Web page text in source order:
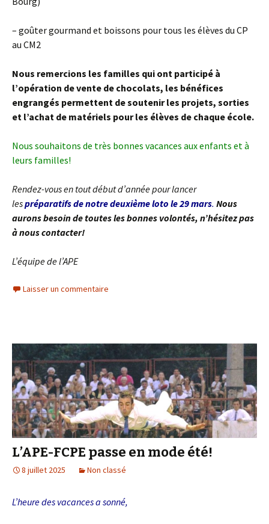
– goûter gourmand et boissons pour tous les élèves du CP
au CM2
Nous remercions les familles qui ont participé à
l’opération de vente de chocolats, les bénéfices
engrangés permettent de soutenir les projets, sorties
et l’achat de matériels pour les élèves de chaque école.
Nous souhaitons de très bonnes vacances aux enfants et à
leurs familles!
Rendez-vous en tout début d’année pour lancer
lespréparatifs de notre deuxième loto le 29 mars. Nous
aurons besoin de toutes les bonnes volontés, n’hésitez pas
à nous contacter!
L’équipe de l’APE
Laisser un commentaire
L’APE-FCPE passe en mode été!
8 juillet 2025 Non classé
L’heure des vacances a sonné,